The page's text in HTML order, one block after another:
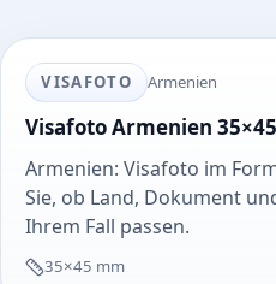
VISAFOTO Armenien
Visafoto Armenien
Armenien: Visafoto im
Sie, ob Land, Dokument
Ihrem Fall passen.
35×45 mm